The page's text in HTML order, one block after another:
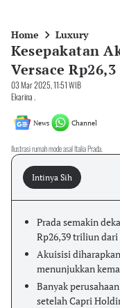
Home Luxury
Kesepakatan
Versace
03 Mar 2025, 11:51 WIB
Ekarina .
News Channel
Ilustrasi rumah mode asal Italia Prada.
Intinya Sih
Prada semakin
Rp26,39 triliun
Akuisisi
menunjukkan
Banyak
setelah Capri